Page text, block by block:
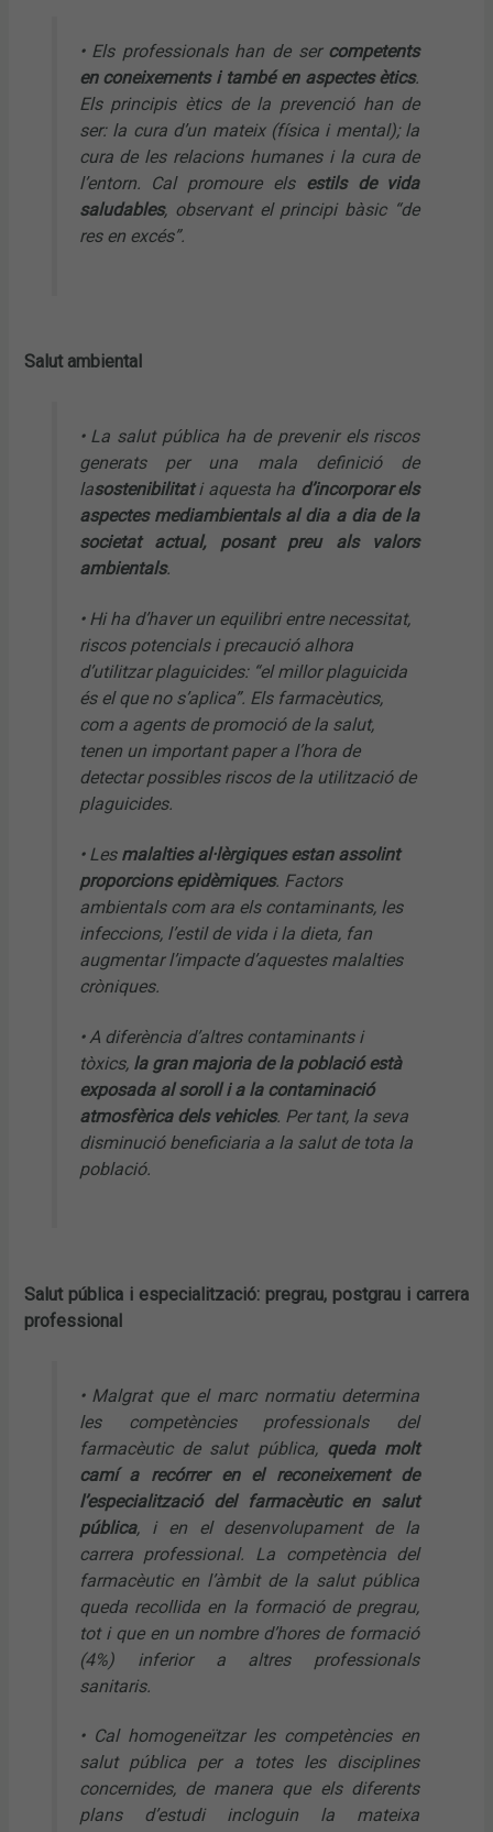
• Els professionals han de ser competents
en coneixements i també en aspectes ètics.
Els principis ètics de la prevenció han de
ser: la cura d’un mateix (física i mental); la
cura de les relacions humanes i la cura de
l’entorn. Cal promoure els estils de vida
saludables, observant el principi bàsic “de
res en excés”.
Salut ambiental
• La salut pública ha de prevenir els riscos
generats per una mala definició de
lasostenibilitati aquesta ha d’incorporar els
aspectes mediambientals al dia a dia de la
societat actual, posant preu als valors
ambientals.
• Hi ha d’haver un equilibri entre necessitat,
riscos potencials i precaució alhora
d’utilitzar plaguicides: “el millor plaguicida
és el que no s’aplica”. Els farmacèutics,
com a agents de promoció de la salut,
tenen un important paper a l’hora de
detectar possibles riscos de la utilització de
plaguicides.
• Les malalties al·lèrgiques estan assolint
proporcions epidèmiques. Factors
ambientals com ara els contaminants, les
infeccions, l’estil de vida i la dieta, fan
augmentar l’impacte d’aquestes malalties
cròniques.
• A diferència d’altres contaminants i
tòxics, la gran majoria de la població està
exposada al soroll i a la contaminació
atmosfèrica dels vehicles. Per tant, la seva
disminució beneficiaria a la salut de tota la
població.
Salut pública i especialització: pregrau, postgrau i carrera
professional
• Malgrat que el marc normatiu determina
les competències professionals del
farmacèutic de salut pública, queda molt
camí a recórrer en el reconeixement de
l’especialització del farmacèutic en salut
pública, i en el desenvolupament de la
carrera professional. La competència del
farmacèutic en l’àmbit de la salut pública
queda recollida en la formació de pregrau,
tot i que en un nombre d’hores de formació
(4%) inferior a altres professionals
sanitaris.
• Cal homogeneïtzar les competències en
salut pública per a totes les disciplines
concernides, de manera que els diferents
plans d’estudi incloguin la mateixa